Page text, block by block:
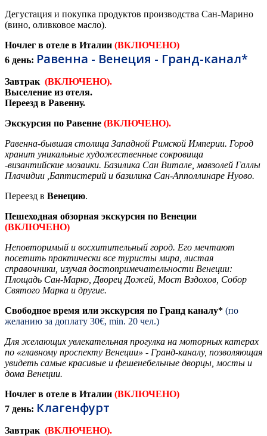
Дегустация и покупка продуктов производства Сан-Марино
(вино, оливковое масло).
Ночлег в отеле в Италии (ВКЛЮЧЕНО)
6 день: Равенна - Венеция - Гранд-канал*
Завтрак (ВКЛЮЧЕНО).
Выселение из отеля.
Переезд в Равенну.
Экскурсия по Равенне (ВКЛЮЧЕНО).
Равенна-бывшая столица Западной Римской Империи. Город
хранит уникальные художественные сокровища
-византийские мозаики. Базилика Сан Витале, мавзолей Галлы
Плачидии ,Баптистерий и базилика Сан-Апполлинаре Нуово.
Переезд в Венецию.
Пешеходная обзорная экскурсия по Венеции
(ВКЛЮЧЕНО)
Неповторимый и восхитительный город. Его мечтают
посетить практически все туристы мира, листая
справочники, изучая достопримечательности Венеции:
Площадь Сан-Марко, Дворец Дожей, Мост Вздохов, Собор
Святого Марка и другие.
Свободное время или экскурсия по Гранд каналу* (по
желанию за доплату 30€, min. 20 чел.)
Для желающих увлекательная прогулка на моторных катерах
по «главному проспекту Венеции» - Гранд-каналу, позволяющая
увидеть самые красивые и фешенебельные дворцы, мосты и
дома Венеции.
Ночлег в отеле в Италии (ВКЛЮЧЕНО)
7 день: Клагенфурт
Завтрак (ВКЛЮЧЕНО).